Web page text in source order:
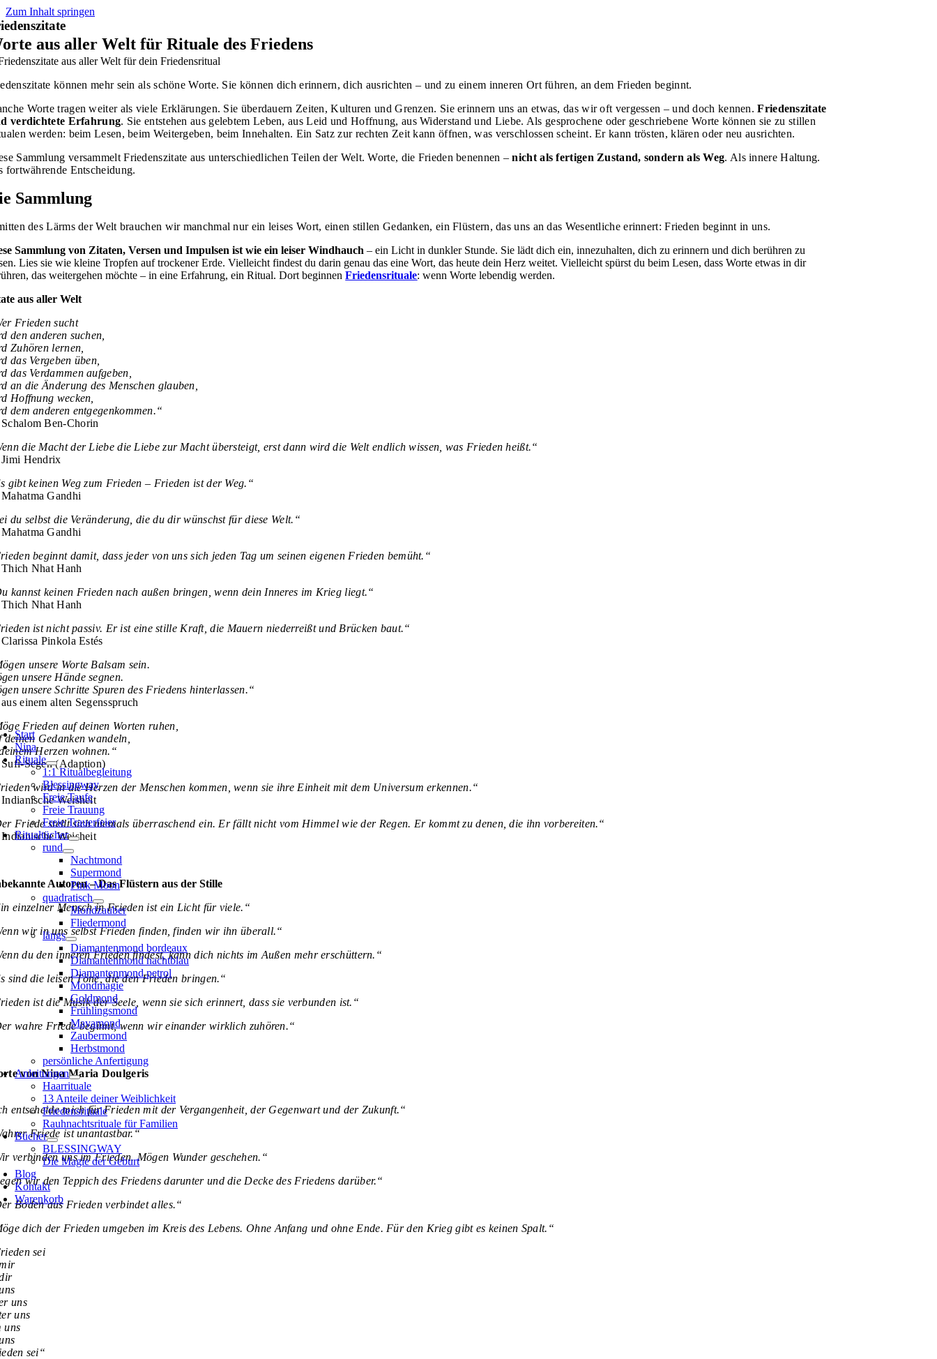
Zum Inhalt springen
Start
Nina
Rituale
1:1 Ritualbegleitung
Blessingway
Freie Taufe
Freie Trauung
Freie Trauerfeier
Ritualtücher
rund
Nachtmond
Supermond
Pink Moon
quadratisch
Mondzauber
Fliedermond
längs
Diamantenmond bordeaux
Diamantenmond nachtblau
Diamantenmond petrol
Mondmagie
Goldmond
Frühlingsmond
Mayamond
Zaubermond
Herbstmond
persönliche Anfertigung
Anleitungen
Haarrituale
13 Anteile deiner Weiblichkeit
Friedensrituale
Rauhnachtsrituale für Familien
Bücher
BLESSINGWAY
Die Magie der Geburt
Blog
Kontakt
Warenkorb
aus aller Welt für Rituale des Friedens
können mehr sein als schöne Worte. Sie können dich erinnern, dich ausrichten – und zu einem inneren Ort führen, an dem Frieden beginnt.
Worte tragen weiter als viele Erklärungen. Sie überdauern Zeiten, Kulturen und Grenzen. Sie erinnern uns an etwas, das wir oft vergessen – und doch kennen.Friedenszitate
verdichtete Erfahrung. Sie entstehen aus gelebtem Leben, aus Leid und Hoffnung, aus Widerstand und Liebe. Als gesprochene oder geschriebene Worte können sie zu stillen
werden: beim Lesen, beim Weitergeben, beim Innehalten. Ein Satz zur rechten Zeit kann öffnen, was verschlossen scheint. Er kann trösten, klären oder neu ausrichten.
Sammlung versammelt Friedenszitate aus unterschiedlichen Teilen der Welt. Worte, die Frieden benennen –nicht als fertigen Zustand, sondern als Weg. Als innere Haltung.
fortwährende Entscheidung.
Sammlung
des Lärms der Welt brauchen wir manchmal nur ein leises Wort, einen stillen Gedanken, ein Flüstern, das uns an das Wesentliche erinnert: Frieden beginnt in uns.
Sammlung von Zitaten, Versen und Impulsen ist wie ein leiser Windhauch – ein Licht in dunkler Stunde. Sie lädt dich ein, innezuhalten, dich zu erinnern und dich berühren zu
Lies sie wie kleine Tropfen auf trockener Erde. Vielleicht findest du darin genau das eine Wort, das heute dein Herz weitet. Vielleicht spürst du beim Lesen, dass Worte etwas in dir
das weitergehen möchte – in eine Erfahrung, ein Ritual. Dort beginnenFriedensrituale: wenn Worte lebendig werden.
aus aller Welt
Frieden sucht
den anderen suchen,
Zuhören lernen,
das Vergeben üben,
das Verdammen aufgeben,
an die Änderung des Menschen glauben,
Hoffnung wecken,
dem anderen entgegenkommen.“
Ben-Chorin
die Macht der Liebe die Liebe zur Macht übersteigt, erst dann wird die Welt endlich wissen, was Frieden heißt.“
Hendrix
gibt keinen Weg zum Frieden – Frieden ist der Weg.“
Gandhi
du selbst die Veränderung, die du dir wünschst für diese Welt.“
Gandhi
beginnt damit, dass jeder von uns sich jeden Tag um seinen eigenen Frieden bemüht.“
Nhat Hanh
kannst keinen Frieden nach außen bringen,wenn dein Inneres im Krieg liegt.“
Nhat Hanh
ist nicht passiv. Er ist eine stille Kraft, die Mauern niederreißt und Brücken baut.“
Pinkola Estés
unsere Worte Balsam sein.
unsere Hände segnen.
unsere Schritte Spuren des Friedens hinterlassen.“
einem alten Segensspruch
Frieden auf deinen Worten ruhen,
deinen Gedanken wandeln,
Herzen wohnen.“
Segen (Adaption)
wird in die Herzen der Menschen kommen,wenn sie ihre Einheit mit dem Universum erkennen.“
Weisheit
Friede stellt sich niemals überraschend ein. Er fällt nicht vom Himmel wie der Regen. Er kommt zu denen, die ihn vorbereiten.“
Weisheit
Autoren – Das Flüstern aus der Stille
einzelner Mensch in Frieden ist ein Licht für viele.“
wir in uns selbst Frieden finden, finden wir ihn überall.“
du den inneren Frieden findest, kann dich nichts im Außen mehr erschüttern.“
sind die leisen Töne, die den Frieden bringen.“
ist die Musik der Seele, wenn sie sich erinnert, dass sie verbunden ist.“
wahre Friede beginnt, wenn wir einander wirklich zuhören.“
von Nina Maria Doulgeris
entscheide mich für Frieden mit der Vergangenheit, der Gegenwart und der Zukunft.“
Friede ist unantastbar.“
verbinden uns im Frieden. Mögen Wunder geschehen.“
wir den Teppich des Friedens darunter und die Decke des Friedens darüber.“
Boden aus Frieden verbindet alles.“
dich der Frieden umgeben im Kreis des Lebens. Ohne Anfang und ohne Ende. Für den Krieg gibt es keinen Spalt.“
sei
uns
uns
uns
sei“